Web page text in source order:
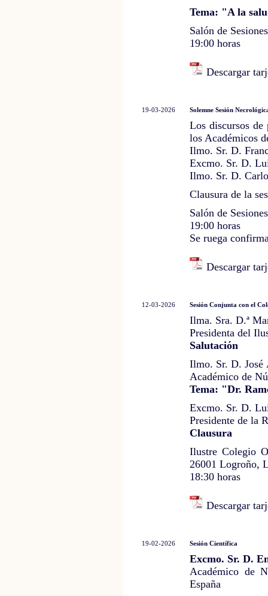
Tema: "A la
Salón de
19:00 horas
Descargar
19-03-2026 Solemne Sesión
Los discursos de
los Académicos
Ilmo. Sr. D.
Excmo. Sr. D.
Ilmo. Sr. D.
Clausura de la
Salón de
19:00 horas
Se ruega
Descargar
12-03-2026 Sesión Conjunta con el
Ilma. Sra. D.ª
Presidenta del
Salutación
Ilmo. Sr. D. José
Académico de
Tema: "Dr.
Excmo. Sr. D.
Presidente de la
Clausura
Ilustre Colegio
26001 Logroño,
18:30 horas
Descargar
19-02-2026 Sesión Científica
Excmo. Sr. D.
Académico de
España